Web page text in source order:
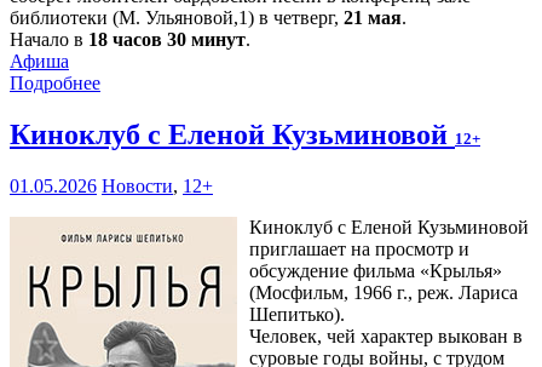
библиотеки (М. Ульяновой,1) в четверг, 21 мая.
Начало в 18 часов 30 минут.
Афиша
Подробнее
Киноклуб с Еленой Кузьминовой 12+
01.05.2026 Новости, 12+
Киноклуб с Еленой Кузьминовой
приглашает на просмотр и
обсуждение фильма «Крылья»
(Мосфильм, 1966 г., реж. Лариса
Шепитько).
Человек, чей характер выкован в
суровые годы войны, с трудом